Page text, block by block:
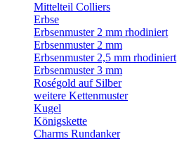
Mittelteil Colliers
Erbse
Erbsenmuster 2 mm rhodiniert
Erbsenmuster 2 mm
Erbsenmuster 2,5 mm rhodiniert
Erbsenmuster 3 mm
Roségold auf Silber
weitere Kettenmuster
Kugel
Königskette
Charms Rundanker